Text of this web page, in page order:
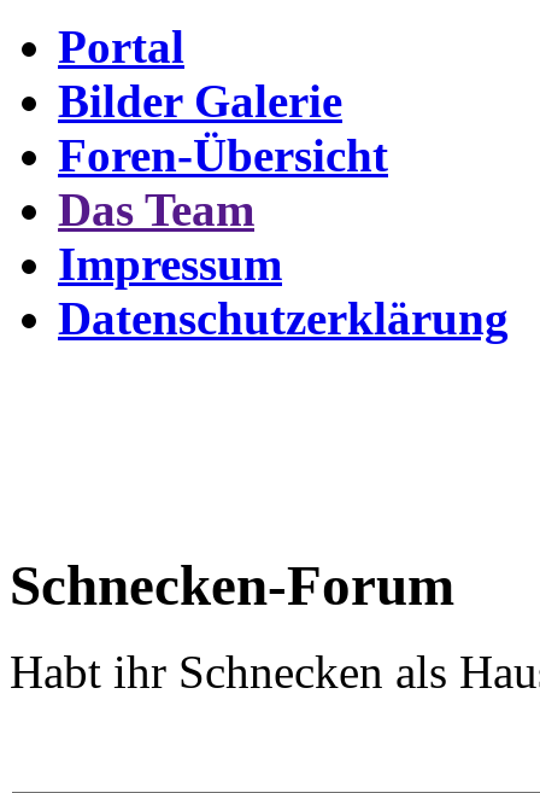
Portal
Bilder Galerie
Foren-Übersicht
Das Team
Impressum
Datenschutzerklärung
Schnecken-Forum
Habt ihr Schnecken als